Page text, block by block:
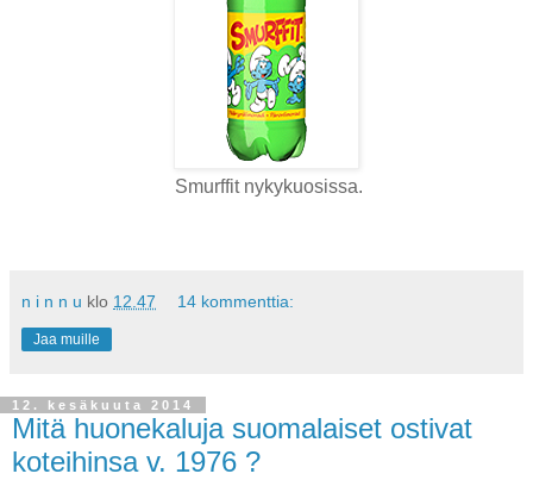
Smurffit nykykuosissa.
n i n n u klo 12.47 14 kommenttia:
Jaa muille
12. kesäkuuta 2014
Mitä huonekaluja suomalaiset ostivat
koteihinsa v. 1976 ?